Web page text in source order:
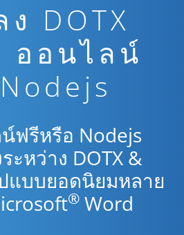
DOTX
ออนไลน์
ฟรีหรือ Nodejs
ะหว่าง DOTX &
แบบยอดนิยมหลาย
® Word